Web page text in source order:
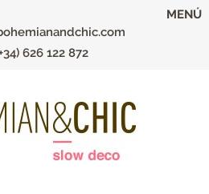
626 122 872
MENÚ